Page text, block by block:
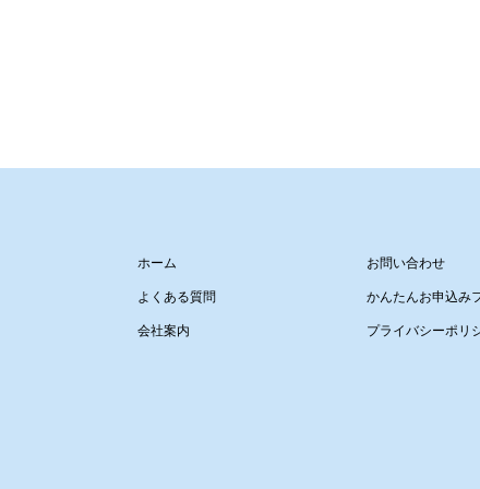
ホーム
よくある質問
会社案内
お問い合わせ
かんたんお申込み
プライバシーポリ